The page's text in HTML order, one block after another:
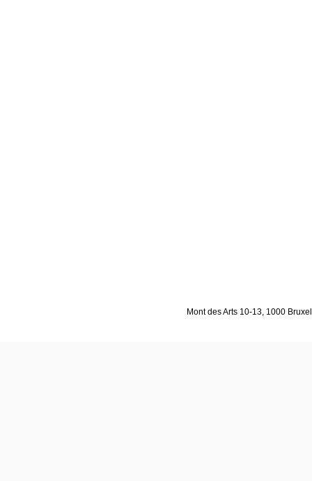
Mont des Arts 10-13, 1000